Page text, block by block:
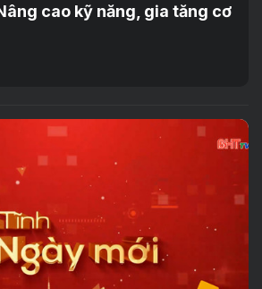
cao kỹ năng, gia tăng cơ